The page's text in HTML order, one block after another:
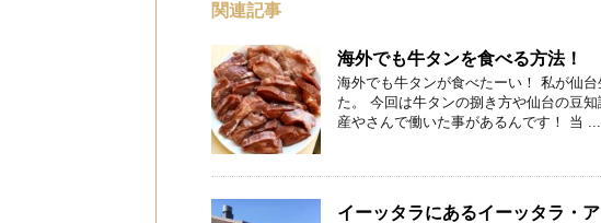
関連記事
海外でも牛タンを食べる方法！
海外でも牛タンが食べたーい！ 私が仙
た。 今回は牛タンの捌き方や仙台の豆
産やさんで働いた事があるんです！ 当 ...
イーッタラにあるイーッタラ・